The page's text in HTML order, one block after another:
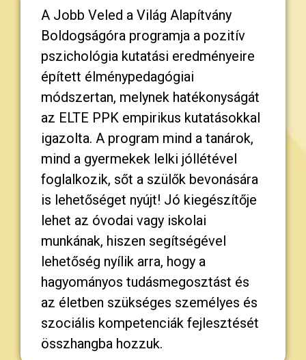
A Jobb Veled a Világ Alapítvány
Boldogságóra programja a pozitív
pszichológia kutatási eredményeire
épített élménypedagógiai
módszertan, melynek hatékonyságát
az ELTE PPK empirikus kutatásokkal
igazolta. A program mind a tanárok,
mind a gyermekek lelki jóllétével
foglalkozik, sőt a szülők bevonására
is lehetőséget nyújt! Jó kiegészítője
lehet az óvodai vagy iskolai
munkának, hiszen segítségével
lehetőség nyílik arra, hogy a
hagyományos tudásmegosztást és
az életben szükséges személyes és
szociális kompetenciák fejlesztését
összhangba hozzuk.